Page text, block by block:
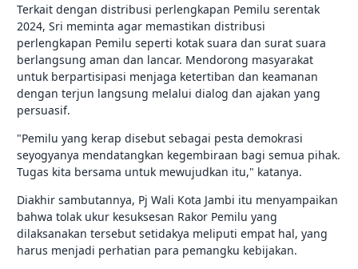
Terkait dengan distribusi perlengkapan Pemilu serentak
2024, Sri meminta agar memastikan distribusi
perlengkapan Pemilu seperti kotak suara dan surat suara
berlangsung aman dan lancar. Mendorong masyarakat
untuk berpartisipasi menjaga ketertiban dan keamanan
dengan terjun langsung melalui dialog dan ajakan yang
persuasif.
"Pemilu yang kerap disebut sebagai pesta demokrasi
seyogyanya mendatangkan kegembiraan bagi semua pihak.
Tugas kita bersama untuk mewujudkan itu," katanya.
Diakhir sambutannya, Pj Wali Kota Jambi itu menyampaikan
bahwa tolak ukur kesuksesan Rakor Pemilu yang
dilaksanakan tersebut setidakya meliputi empat hal, yang
harus menjadi perhatian para pemangku kebijakan.